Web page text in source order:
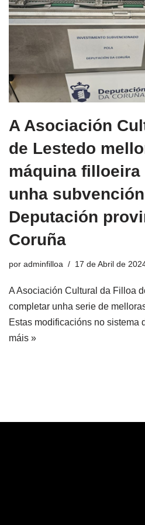
A Asociación
de Lestedo
máquina filloeira
unha
Deputación
Coruña
por adminfilloa 17 de Abril de
A Asociación Cultural da Filloa
completar unha serie de
Estas modificacións no
máis »